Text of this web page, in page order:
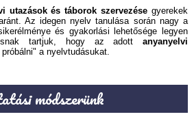
utazások és táborok szervezése gyerekek
Az idegen nyelv tanulása során nagy a
és gyakorlási lehetősége legyen
tartjuk, hogy az adott anyanyelvi
a nyelvtudásukat.
módszerünk